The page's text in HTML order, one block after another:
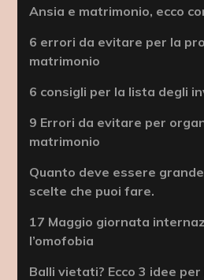
Ansia e matrimonio, ecco
6 errori da evitare per la
matrimonio
6 consigli per la lista degli
9 Errori da evitare per
matrimonio
Quanto deve essere
scelte che puoi fare.
17 Maggio giornata
l’omofobia
Balli vietati? Ecco 3 idee